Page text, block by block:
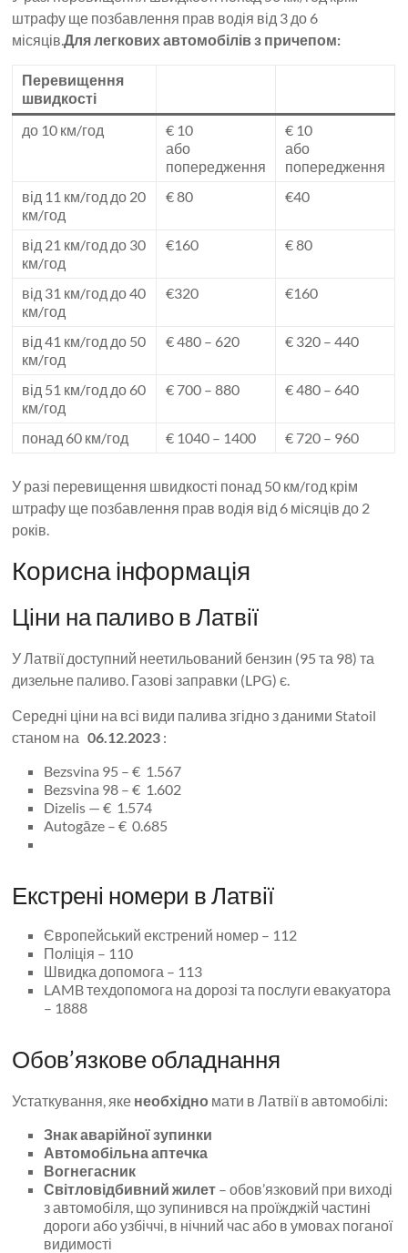
штрафу ще позбавлення прав водія від 3 до 6
місяців.Для легкових автомобілів з причепом:
Перевищення
швидкості
до 10 км/год
€ 10
або
попередження
€ 10
або
попередження
від 11 км/год до 20
км/год
€ 80 €40
від 21 км/год до 30
км/год
€160 € 80
від 31 км/год до 40
км/год
€320 €160
від 41 км/год до 50
км/год
€ 480 – 620 € 320 – 440
від 51 км/год до 60
км/год
€ 700 – 880 € 480 – 640
понад 60 км/год € 1040 – 1400 € 720 – 960
У разі перевищення швидкості понад 50 км/год крім
штрафу ще позбавлення прав водія від 6 місяців до 2
років.
Корисна інформація
Ціни на паливо в Латвії
У Латвії доступний неетильований бензин (95 та 98) та
дизельне паливо. Газові заправки (LPG) є.
Середні ціни на всі види палива згідно з даними Statoil
станом на06.12.2023 :
Bezsvina 95 – € 1.567
Bezsvina 98 – € 1.602
Dizelis — € 1.574
Autogāze – € 0.685
Екстрені номери в Латвії
Європейський екстрений номер – 112
Поліція – 110
Швидка допомога – 113
LAMB техдопомога на дорозі та послуги евакуатора
– 1888
Обов’язкове обладнання
Устаткування, яке необхідно мати в Латвії в автомобілі:
Знак аварійної зупинки
Автомобільна аптечка
Вогнегасник
Світловідбивний жилет – обов’язковий при виході
з автомобіля, що зупинився на проїжджій частині
дороги або узбіччі, в нічний час або в умовах поганої
видимості